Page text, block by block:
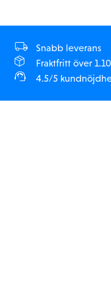
Snabb leverans
Fraktfritt över
4.5/5